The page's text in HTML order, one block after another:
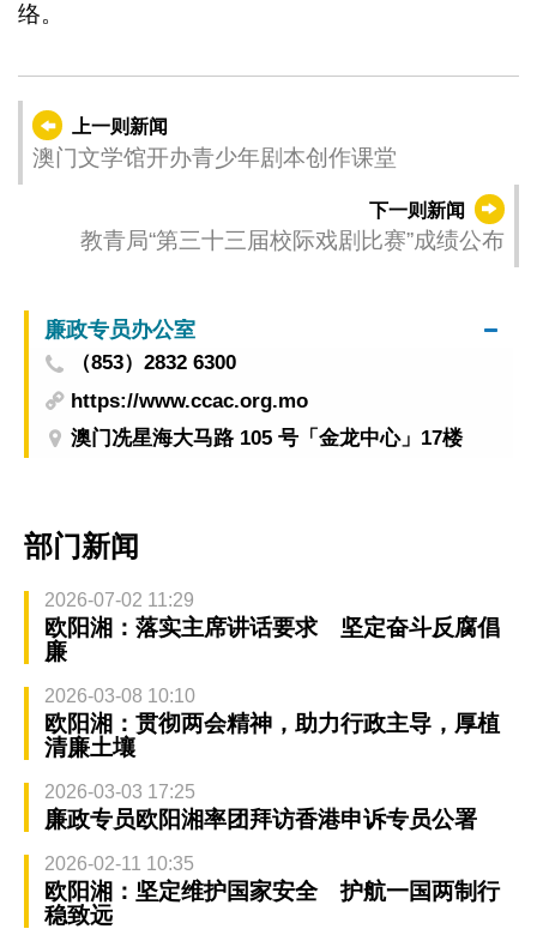
络。
上一则新闻
澳门文学馆开办青少年剧本创作课堂
下一则新闻
教青局“第三十三届校际戏剧比赛”成绩公布
廉政专员办公室
（853）2832 6300
https://www.ccac.org.mo
澳门冼星海大马路 105 号「金龙中心」17楼
部门新闻
2026-07-02 11:29
欧阳湘：落实主席讲话要求 坚定奋斗反腐倡
廉
2026-03-08 10:10
欧阳湘：贯彻两会精神，助力行政主导，厚植
清廉土壤
2026-03-03 17:25
廉政专员欧阳湘率团拜访香港申诉专员公署
2026-02-11 10:35
欧阳湘：坚定维护国家安全 护航一国两制行
稳致远